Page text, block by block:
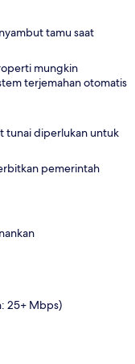
tamu saat
mungkin
terjemahan otomatis
tunai diperlukan untuk
pemerintah
25+ Mbps)